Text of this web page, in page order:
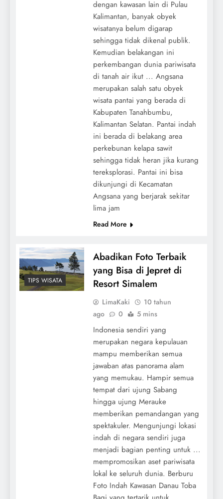
dengan kawasan lain di Pulau
Kalimantan, banyak obyek
wisatanya belum digarap
sehingga tidak dikenal publik.
Kemudian belakangan ini
perkembangan dunia pariwisata
di tanah air ikut ... Angsana
merupakan salah satu obyek
wisata pantai yang berada di
Kabupaten Tanahbumbu,
Kalimantan Selatan. Pantai indah
ini berada di belakang area
perkebunan kelapa sawit
sehingga tidak heran jika kurang
tereksplorasi. Pantai ini bisa
dikunjungi di Kecamatan
Angsana yang berjarak sekitar
lima jam
Read More
TIPS WISATA
Abadikan Foto Terbaik
yang Bisa di Jepret di
Resort Simalem
LimaKaki
10 tahun
ago
0 5 mins
Indonesia sendiri yang
merupakan negara kepulauan
mampu memberikan semua
jawaban atas panorama alam
yang memukau. Hampir semua
tempat dari ujung Sabang
hingga ujung Merauke
memberikan pemandangan yang
spektakuler. Mengunjungi lokasi
indah di negara sendiri juga
menjadi bagian penting untuk ...
mempromosikan aset pariwisata
lokal ke seluruh dunia. Berburu
Foto Indah Kawasan Danau Toba